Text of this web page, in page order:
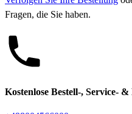
Fragen, die Sie haben.
Kostenlose Bestell-, Service-